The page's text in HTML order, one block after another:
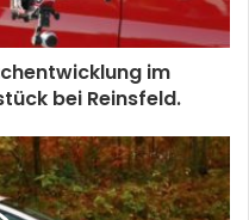
im
bei Reinsfeld.